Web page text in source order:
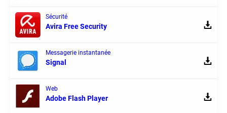
Sécurité
Avira Free Security
Messagerie instantanée
Signal
Web
Adobe Flash Player